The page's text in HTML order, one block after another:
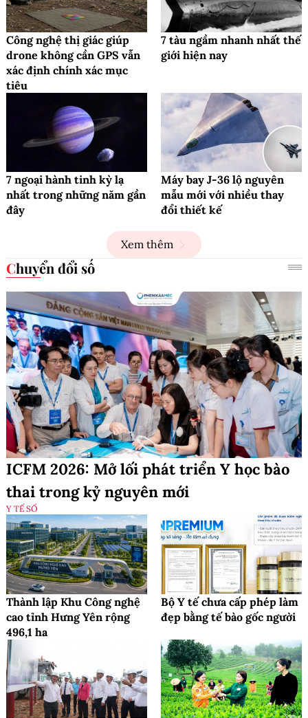
Công nghệ thị giác giúp
drone không cần GPS vẫn
xác định chính xác mục
tiêu
7 tàu ngầm nhanh nhất thế
giới hiện nay
7 ngoại hành tinh kỳ lạ
nhất trong những năm gần
đây
Máy bay J-36 lộ nguyên
mẫu mới với nhiều thay
đổi thiết kế
Xem thêm
Chuyển đổi số
ICFM 2026: Mở lối phát triển Y học bào
thai trong kỷ nguyên mới
Y TẾ SỐ
Thành lập Khu Công nghệ
cao tỉnh Hưng Yên rộng
496,1 ha
Bộ Y tế chưa cấp phép làm
đẹp bằng tế bào gốc người